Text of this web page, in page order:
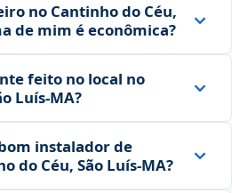
no Cantinho do Céu,
de mim é econômica?
feito no local no
Luís‑MA?
instalador de
do Céu, São Luís‑MA?